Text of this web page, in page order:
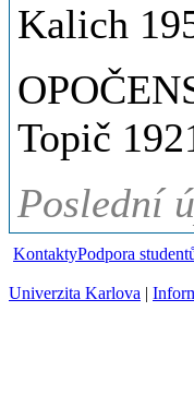
Kalich
Topič
Poslední
KontaktyPodpora
Univerzita Karlova |